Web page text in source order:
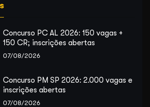
Concurso PC AL 2026: 150 vagas +
150 CR; inscrições abertas
07/08/2026
Concurso PM SP 2026: 2.000 vagas e
inscrições abertas
07/08/2026